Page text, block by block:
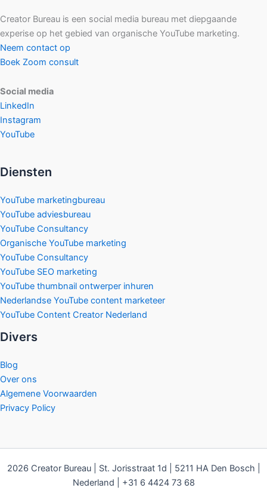
Creator Bureau is een social media bureau met diepgaande
experise op het gebied van organische YouTube marketing.
Neem contact op
Boek Zoom consult
Social media
LinkedIn
Instagram
YouTube
Diensten
YouTube marketingbureau
YouTube adviesbureau
YouTube Consultancy
Organische YouTube marketing
YouTube Consultancy
YouTube SEO marketing
YouTube thumbnail ontwerper inhuren
Nederlandse YouTube content marketeer
YouTube Content Creator Nederland
Divers
Blog
Over ons
Algemene Voorwaarden
Privacy Policy
2026 Creator Bureau | St. Jorisstraat 1d | 5211 HA Den Bosch |
Nederland | +31 6 4424 73 68